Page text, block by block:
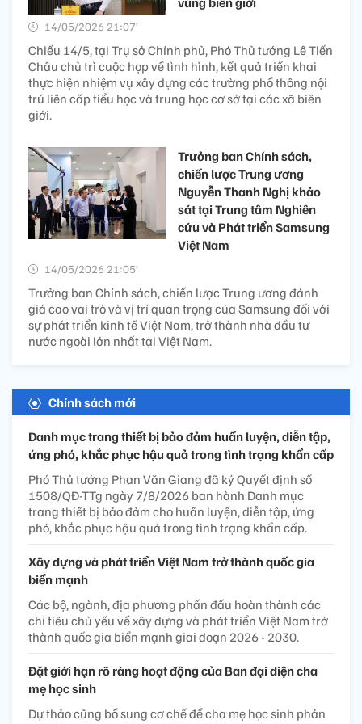
14/05/2026 21:07’
Chiều 14/5, tại Trụ sở Chính phủ, Phó Thủ tướng Lê Tiến
Châu chủ trì cuộc họp về tình hình, kết quả triển khai
thực hiện nhiệm vụ xây dựng các trường phổ thông nội
trú liên cấp tiểu học và trung học cơ sở tại các xã biên
giới.
Trưởng ban Chính sách,
chiến lược Trung ương
Nguyễn Thanh Nghị khảo
sát tại Trung tâm Nghiên
cứu và Phát triển Samsung
Việt Nam
14/05/2026 21:05’
Trưởng ban Chính sách, chiến lược Trung ương đánh
giá cao vai trò và vị trí quan trọng của Samsung đối với
sự phát triển kinh tế Việt Nam, trở thành nhà đầu tư
nước ngoài lớn nhất tại Việt Nam.
Chính sách mới
Danh mục trang thiết bị bảo đảm huấn luyện, diễn tập,
ứng phó, khắc phục hậu quả trong tình trạng khẩn cấp
Phó Thủ tướng Phan Văn Giang đã ký Quyết định số
1508/QĐ-TTg ngày 7/8/2026 ban hành Danh mục
trang thiết bị bảo đảm cho huấn luyện, diễn tập, ứng
phó, khắc phục hậu quả trong tình trạng khẩn cấp.
Xây dựng và phát triển Việt Nam trở thành quốc gia
biển mạnh
Các bộ, ngành, địa phương phấn đấu hoàn thành các
chỉ tiêu chủ yếu về xây dựng và phát triển Việt Nam trở
thành quốc gia biển mạnh giai đoạn 2026 - 2030.
Đặt giới hạn rõ ràng hoạt động của Ban đại diện cha
mẹ học sinh
Dự thảo cũng bổ sung cơ chế để cha mẹ học sinh phản